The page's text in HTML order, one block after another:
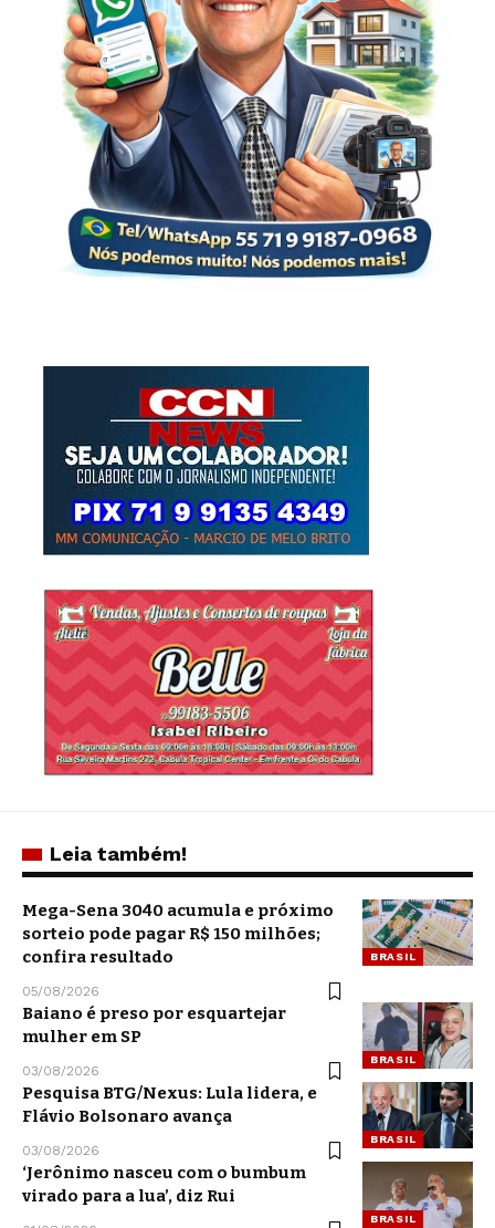
Leia também!
BRASIL
Mega-Sena 3040 acumula e próximo
sorteio pode pagar R$ 150 milhões;
confira resultado
05/08/2026
BRASIL
Baiano é preso por esquartejar
mulher em SP
03/08/2026
BRASIL
Pesquisa BTG/Nexus: Lula lidera, e
Flávio Bolsonaro avança
03/08/2026
BRASIL
‘Jerônimo nasceu com o bumbum
virado para a lua’, diz Rui